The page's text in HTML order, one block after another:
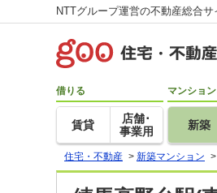
NTTグループ運営の不動産総合
借りる
賃貸
店舗･
事業用
マンショ
新築
住宅・不動産 > 新築マンション >